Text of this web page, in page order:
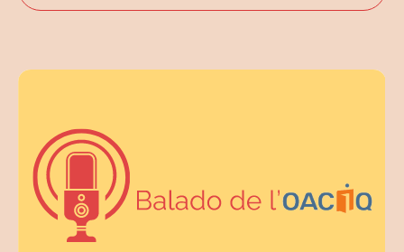
L'Organisme d'autoréglementation
Loi sur le courtage immobilier.
ce faire, l'organisme encadre
rigoureusement la pratique des
courtiers immobiliers et délivre les
permis d'exercice de la profession.